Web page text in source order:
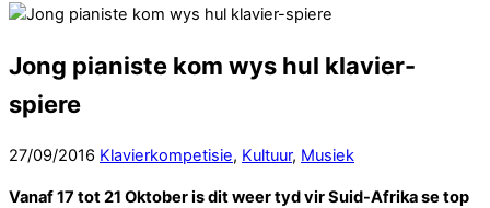
Jong pianiste kom wys hul klavier-
spiere
27/09/2016 Klavierkompetisie, Kultuur, Musiek
Vanaf 17 tot 21 Oktober is dit weer tyd vir Suid-Afrika se top